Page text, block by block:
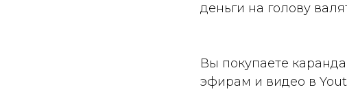
деньги на голову
Вы покупаете
эфирам и видео в